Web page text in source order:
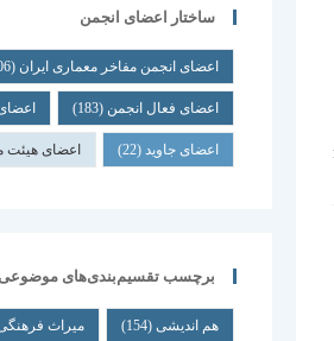
ساختار اعضای انجمن
اعضای انجمن مفاخر معماری ایران (206)
اعضای فعال انجمن (183)
اعضای جاوید(22) اعضای هیئت
برچسب تقسیم‌بندی‌های موضوعی
هم اندیشی(154) میراث